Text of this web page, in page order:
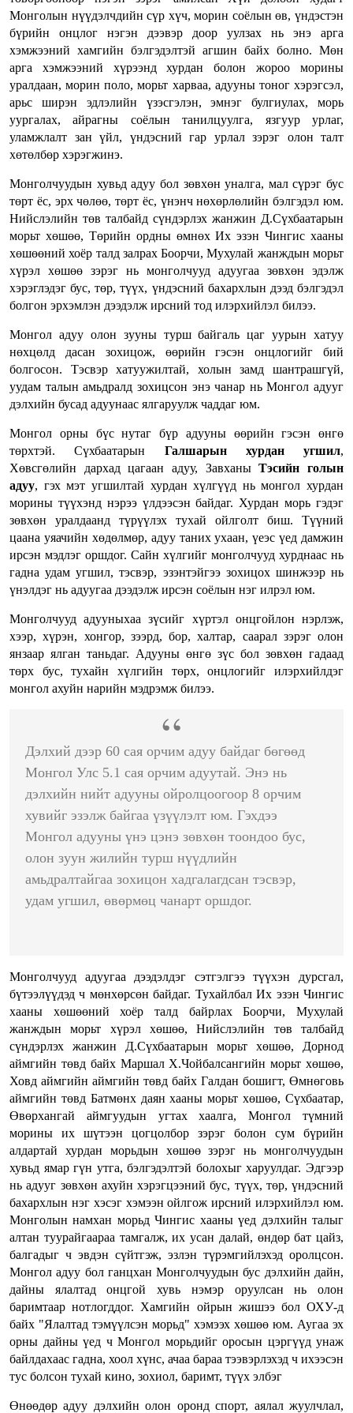
Монголын нүүдэлчдийн сүр хүч, морин соёлын өв, үндэстэн
бүрийн онцлог нэгэн дээвэр доор уулзах нь энэ арга
хэмжээний хамгийн бэлгэдэлтэй агшин байх болно. Мөн
арга хэмжээний хүрээнд хурдан болон жороо морины
уралдаан, морин поло, морьт харваа, адууны тоног хэрэгсэл,
арьс ширэн эдлэлийн үзэсгэлэн, эмнэг булгиулах, морь
уургалах, айрагны соёлын танилцуулга, язгуур урлаг,
уламжлалт зан үйл, үндэсний гар урлал зэрэг олон талт
хөтөлбөр хэрэгжинэ.
Монголчуудын хувьд адуу бол зөвхөн уналга, мал сүрэг бус
төрт ёс, эрх чөлөө, төрт ёс, үнэнч нөхөрлөлийн бэлгэдэл юм.
Нийслэлийн төв талбайд сүндэрлэх жанжин Д.Сүхбаатарын
морьт хөшөө, Төрийн ордны өмнөх Их эзэн Чингис хааны
хөшөөний хоёр талд залрах Боорчи, Мухулай жанждын морьт
хүрэл хөшөө зэрэг нь монголчууд адуугаа зөвхөн эдэлж
хэрэглэдэг бус, төр, түүх, үндэсний бахархлын дээд бэлгэдэл
болгон эрхэмлэн дээдэлж ирсний тод илэрхийлэл билээ.
Монгол адуу олон зууны турш байгаль цаг уурын хатуу
нөхцөлд дасан зохицож, өөрийн гэсэн онцлогийг бий
болгосон. Тэсвэр хатуужилтай, холын замд шантрашгүй,
уудам талын амьдралд зохицсон энэ чанар нь Монгол адууг
дэлхийн бусад адуунаас ялгаруулж чаддаг юм.
Монгол орны бүс нутаг бүр адууны өөрийн гэсэн өнгө
төрхтэй. Сүхбаатарын Галшарын хурдан угшил,
Хөвсгөлийн дархад цагаан адуу, ЗавханыТэсийн голын
адуу, гэх мэт угшилтай хурдан хүлгүүд нь монгол хурдан
морины түүхэнд нэрээ үлдээсэн байдаг. Хурдан морь гэдэг
зөвхөн уралдаанд түрүүлэх тухай ойлголт биш. Түүний
цаана уяачийн хөдөлмөр, адуу таних ухаан, үеэс үед дамжин
ирсэн мэдлэг оршдог. Сайн хүлгийг монголчууд хурднаас нь
гадна удам угшил, тэсвэр, эзэнтэйгээ зохицох шинжээр нь
үнэлдэг нь адуугаа дээдэлж ирсэн соёлын нэг илрэл юм.
Монголчууд адууныхаа зүсийг хүртэл онцгойлон нэрлэж,
хээр, хүрэн, хонгор, зээрд, бор, халтар, саарал зэрэг олон
янзаар ялган таньдаг. Адууны өнгө зүс бол зөвхөн гадаад
төрх бус, тухайн хүлгийн төрх, онцлогийг илэрхийлдэг
монгол ахуйн нарийн мэдрэмж билээ.
Дэлхий дээр 60 сая орчим адуу байдаг бөгөөд
Монгол Улс 5.1 сая орчим адуутай. Энэ нь
дэлхийн нийт адууны ойролцоогоор 8 орчим
хувийг эзэлж байгаа үзүүлэлт юм. Гэхдээ
Монгол адууны үнэ цэнэ зөвхөн тоондоо бус,
олон зуун жилийн турш нүүдлийн
амьдралтайгаа зохицон хадгалагдсан тэсвэр,
удам угшил, өвөрмөц чанарт оршдог.
Монголчууд адуугаа дээдэлдэг сэтгэлгээ түүхэн дурсгал,
бүтээлүүдэд ч мөнхөрсөн байдаг. Тухайлбал Их эзэн Чингис
хааны хөшөөний хоёр талд байрлах Боорчи, Мухулай
жанждын морьт хүрэл хөшөө, Нийслэлийн төв талбайд
сүндэрлэх жанжин Д.Сүхбаатарын морьт хөшөө, Дорнод
аймгийн төвд байх Маршал Х.Чойбалсангийн морьт хөшөө,
Ховд аймгийн аймгийн төвд байх Галдан бошигт, Өмнөговь
аймгийн төвд Батмөнх даян хааны морьт хөшөө, Сүхбаатар,
Өвөрхангай аймгуудын угтах хаалга, Монгол түмний
морины их шүтээн цогцолбор зэрэг болон сум бүрийн
алдартай хурдан морьдын хөшөө зэрэг нь монголчуудын
хувьд ямар гүн утга, бэлгэдэлтэй болохыг харуулдаг. Эдгээр
нь адууг зөвхөн ахуйн хэрэгцээний бус, түүх, төр, үндэсний
бахархлын нэг хэсэг хэмээн ойлгож ирсний илэрхийлэл юм.
Монголын намхан морьд Чингис хааны үед дэлхийн талыг
алтан туурайгаараа тамгалж, их усан далай, өндөр бат цайз,
балгадыг ч эвдэн сүйтгэж, эзлэн түрэмгийлэхэд оролцсон.
Монгол адуу бол ганцхан Монголчуудын бус дэлхийн дайн,
дайны ялалтад онцгой хувь нэмэр оруулсан нь олон
баримтаар нотлогддог. Хамгийн ойрын жишээ бол ОХУ-д
байх "Ялалтад тэмүүлсэн морьд" хэмээх хөшөө юм. Аугаа эх
орны дайны үед ч Монгол морьдийг оросын цэргүүд унаж
байлдахаас гадна, хоол хүнс, ачаа бараа тээвэрлэхэд ч ихээсэн
тус болсон тухай кино, зохиол, баримт, түүх элбэг
Өнөөдөр адуу дэлхийн олон оронд спорт, аялал жуулчлал,